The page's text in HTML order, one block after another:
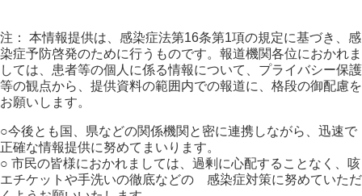
注： 本情報提供は、感染症法第16条第1項の規定に基づき、感
染症予防啓発のために行うものです。報道機関各位におかれま
しては、患者等の個人に係る情報について、プライバシー保護
等の観点から、提供資料の範囲内での報道に、格段の御配慮を
お願いします。
○今後とも国、県などの関係機関と密に連携しながら、迅速で
正確な情報提供に努めてまいります。
○ 市民の皆様におかれましては、過剰に心配することなく、咳
エチケットや手洗いの徹底などの 感染症対策に努めていただ